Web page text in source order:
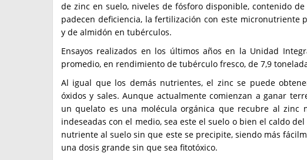
de zinc en suelo, niveles de fósforo disponible, contenido
padecen deficiencia, la fertilización con este micronutriente
y de almidón en tubérculos.
Ensayos realizados en los últimos años en la Unidad
promedio, en rendimiento de tubérculo fresco, de 7,9
Al igual que los demás nutrientes, el zinc se puede
óxidos y sales. Aunque actualmente comienzan a ganar
un quelato es una molécula orgánica que recubre al zinc
indeseadas con el medio, sea este el suelo o bien el caldo
nutriente al suelo sin que este se precipite, siendo más
una dosis grande sin que sea fitotóxico.